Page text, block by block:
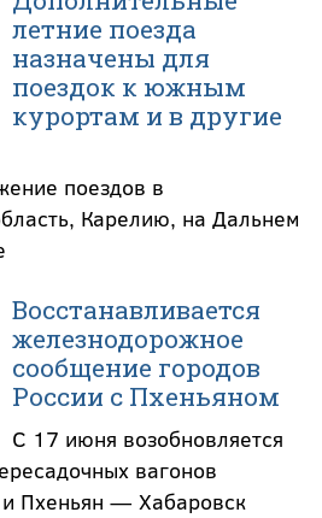
летние поезда
назначены для
поездок к южным
курортам и в другие
поездов в
Карелию, на Дальнем
Восстанавливается
железнодорожное
сообщение городов
России с Пхеньяном
С 17 июня возобновляется
вагонов
Пхеньян — Хабаровск